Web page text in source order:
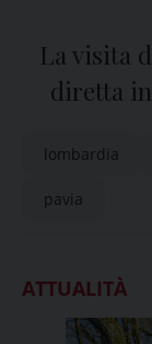
La visita
diretta
lombardia
pavia
ATTUALITÀ